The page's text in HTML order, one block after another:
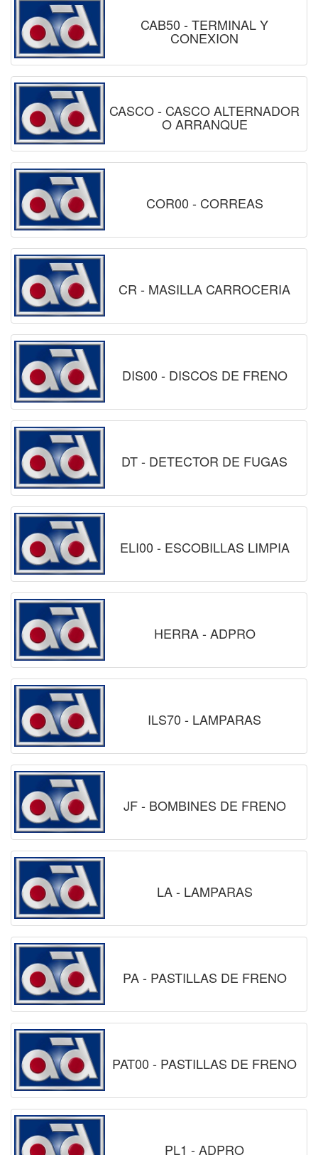
CAB50 - TERMINAL Y
CONEXION
CASCO - CASCO ALTERNADOR
O ARRANQUE
COR00 - CORREAS
CR - MASILLA CARROCERIA
DIS00 - DISCOS DE FRENO
DT - DETECTOR DE FUGAS
ELI00 - ESCOBILLAS LIMPIA
HERRA - ADPRO
ILS70 - LAMPARAS
JF - BOMBINES DE FRENO
LA - LAMPARAS
PA - PASTILLAS DE FRENO
PAT00 - PASTILLAS DE FRENO
PL1 - ADPRO